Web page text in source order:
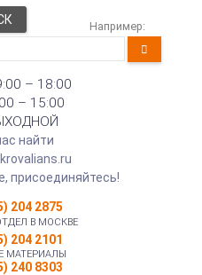
Например:
– 18:00
– 15:00
найти
присоединяйтесь!
204 2875
В МОСКВЕ
204 2101
МАТЕРИАЛЫ
240 8303